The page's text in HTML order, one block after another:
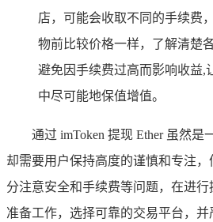
店，可能会收取不同的手续费
物前比较价格一样，了解清楚
避免因手续费过高而影响收益,
中尽可能地保值增值。
通过 imToken 提现 Ether 虽然是
却需要用户保持高度的谨慎和专注
分注意安全和手续费等问题，在进
准备工作，选择可靠的交易平台，